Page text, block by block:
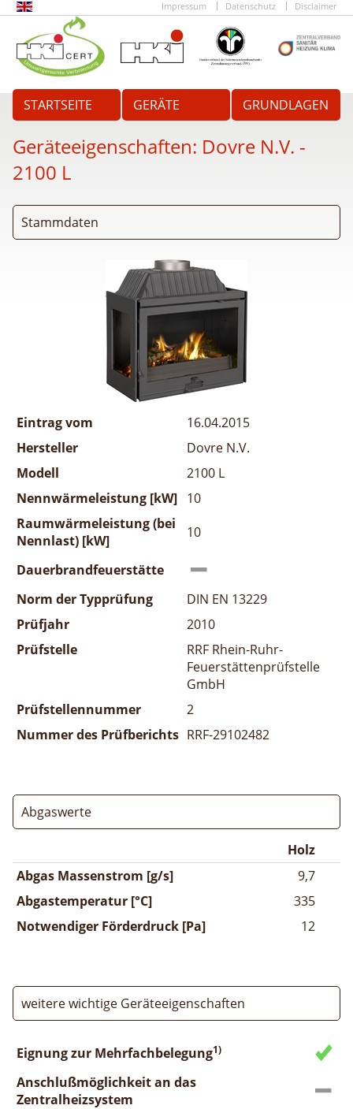
Impressum Datenschutz Disclaimer
STARTSEITE GERÄTE GRUNDLAGEN
Geräteeigenschaften: Dovre N.V. -
2100 L
Stammdaten
Eintrag vom
16.04.2015
Hersteller
Dovre N.V.
Modell
2100 L
Nennwärmeleistung [kW] 10
Raumwärmeleistung (bei
Nennlast) [kW]
10
Dauerbrandfeuerstätte
Norm der Typprüfung
DIN EN 13229
Prüfjahr
2010
Prüfstelle
RRF Rhein-Ruhr-
Feuerstättenprüfstelle
GmbH
Prüfstellennummer
2
Nummer des Prüfberichts RRF-29102482
Abgaswerte
Holz
Abgas Massenstrom [g/s]
9,7
Abgastemperatur [°C]
335
Notwendiger Förderdruck [Pa]
12
weitere wichtige Geräteeigenschaften
Eignung zur Mehrfachbelegung1)
Anschlußmöglichkeit an das
Zentralheizsystem